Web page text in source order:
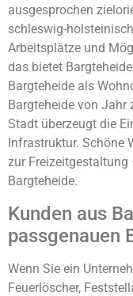
ausgesprochen
schleswig-
Arbeitsplätze und
das bietet
Bargteheide als
Bargteheide von
Stadt überzeugt die
Infrastruktur. Schöne
zur
Bargteheide.
Kunden aus
passgenauen
Wenn Sie ein
Feuerlöscher,